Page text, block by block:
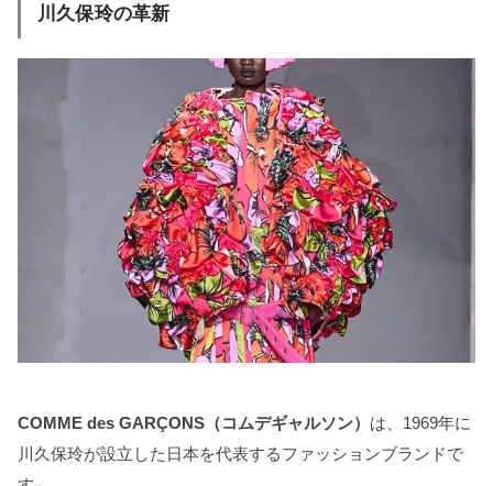
川久保玲の革新
COMME des GARÇONS（コムデギャルソン） は、1969年に
川久保玲が設立した日本を代表するファッションブランドで